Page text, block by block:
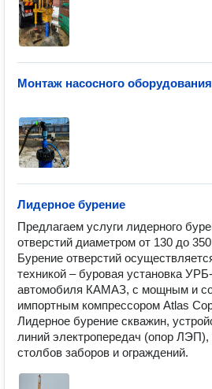
Монтаж насосного оборудования
Лидерное бурение
Предлагаем услуги лидерного
отверстий диаметром от 130 до
Бурение отверстий
техникой – буровая установка
автомобиля КАМАЗ, с мощным и
импортным компрессором Atlas
Лидерное бурение скважин,
линий электропередач (опор ЛЭП),
столбов заборов и ограждений.